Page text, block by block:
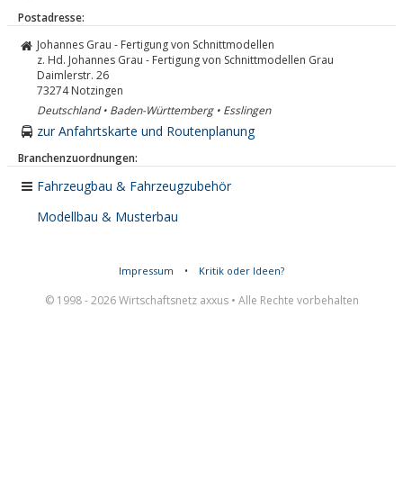
Postadresse:
Johannes Grau - Fertigung von Schnittmodellen
z. Hd. Johannes Grau - Fertigung von Schnittmodellen Grau
Daimlerstr. 26
73274 Notzingen
Deutschland • Baden-Württemberg • Esslingen
zur Anfahrtskarte und Routenplanung
Branchenzuordnungen:
Fahrzeugbau & Fahrzeugzubehör
Modellbau & Musterbau
Impressum • Kritik oder Ideen?
© 1998 - 2026 Wirtschaftsnetz axxus • Alle Rechte vorbehalten